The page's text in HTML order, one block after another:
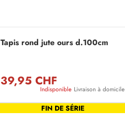
Tapis rond jute ours d.100cm
39,95 CHF
Indisponible Livraison à domicile
FIN DE SÉRIE